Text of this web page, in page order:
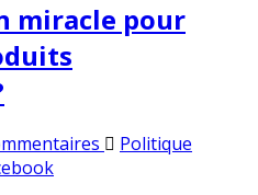
miracle pour
surPublié
Politique